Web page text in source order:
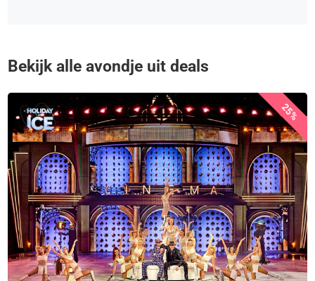
Bekijk alle avondje uit deals
25%